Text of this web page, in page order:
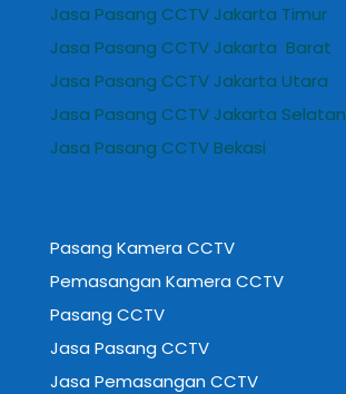
Jasa Pasang CCTV Jakarta Timur
Jasa Pasang CCTV Jakarta Barat
Jasa Pasang CCTV Jakarta Utara
Jasa Pasang CCTV Jakarta Selatan
Jasa Pasang CCTV Bekasi
Pasang Kamera CCTV
Pemasangan Kamera CCTV
Pasang CCTV
Jasa Pasang CCTV
Jasa Pemasangan CCTV